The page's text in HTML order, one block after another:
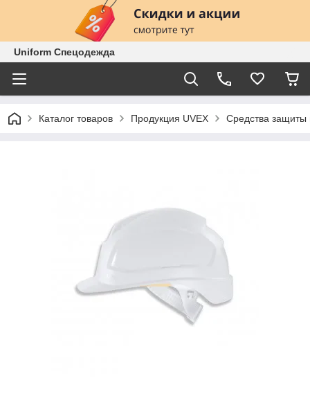
Uniform Спецодежда
Каталог товаров Продукция UVEX Средства защиты